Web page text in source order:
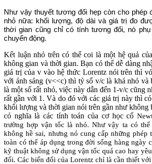
Như vậy thuyết tương đối hẹp còn cho phép
nhỏ nữa: khối lượng, độ dài và giá trị đo
thời gian cũng chỉ có tính tương đối, nó
chuyển động.
Kết luận nhỏ trên có thể coi là một hệ quả
không gian và thời gian. Bạn có thể dễ dàng
giá trị của v vào hệ thức Lorentz nói trên thì
với ánh sáng (v<<c) thì tỷ số v/c là khá nhỏ và
là một số rất nhỏ, việc này dẫn đến 1-v/c cũng
rất gần với 1. Và do đó với các giá trị này thì
khối lượng và thời gian nói trên gần như không
có nghĩa là các tính toán của cơ học cổ
trường hợp vận tốc là nhỏ. Như vậy ta có
không hề sai, nhưng nó cung cấp những phép
toàn có thể áp dụng trong đời sống hàng ngày
kỹ thuật không sử dụng vận tốc quá cao hay
đối. Các biến đổi của Lorentz chỉ là cần thiết